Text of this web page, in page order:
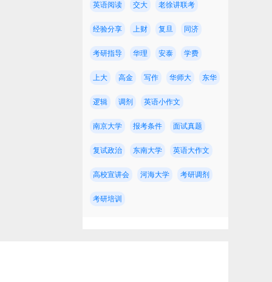
英语阅读 交大 老徐讲联考
经验分享 上财 复旦 同济
考研指导 华理 安泰 学费
上大 高金 写作 华师大 东华
逻辑 调剂 英语小作文
南京大学 报考条件 面试真题
复试政治 东南大学 英语大作文
高校宣讲会 河海大学 考研调剂
考研培训